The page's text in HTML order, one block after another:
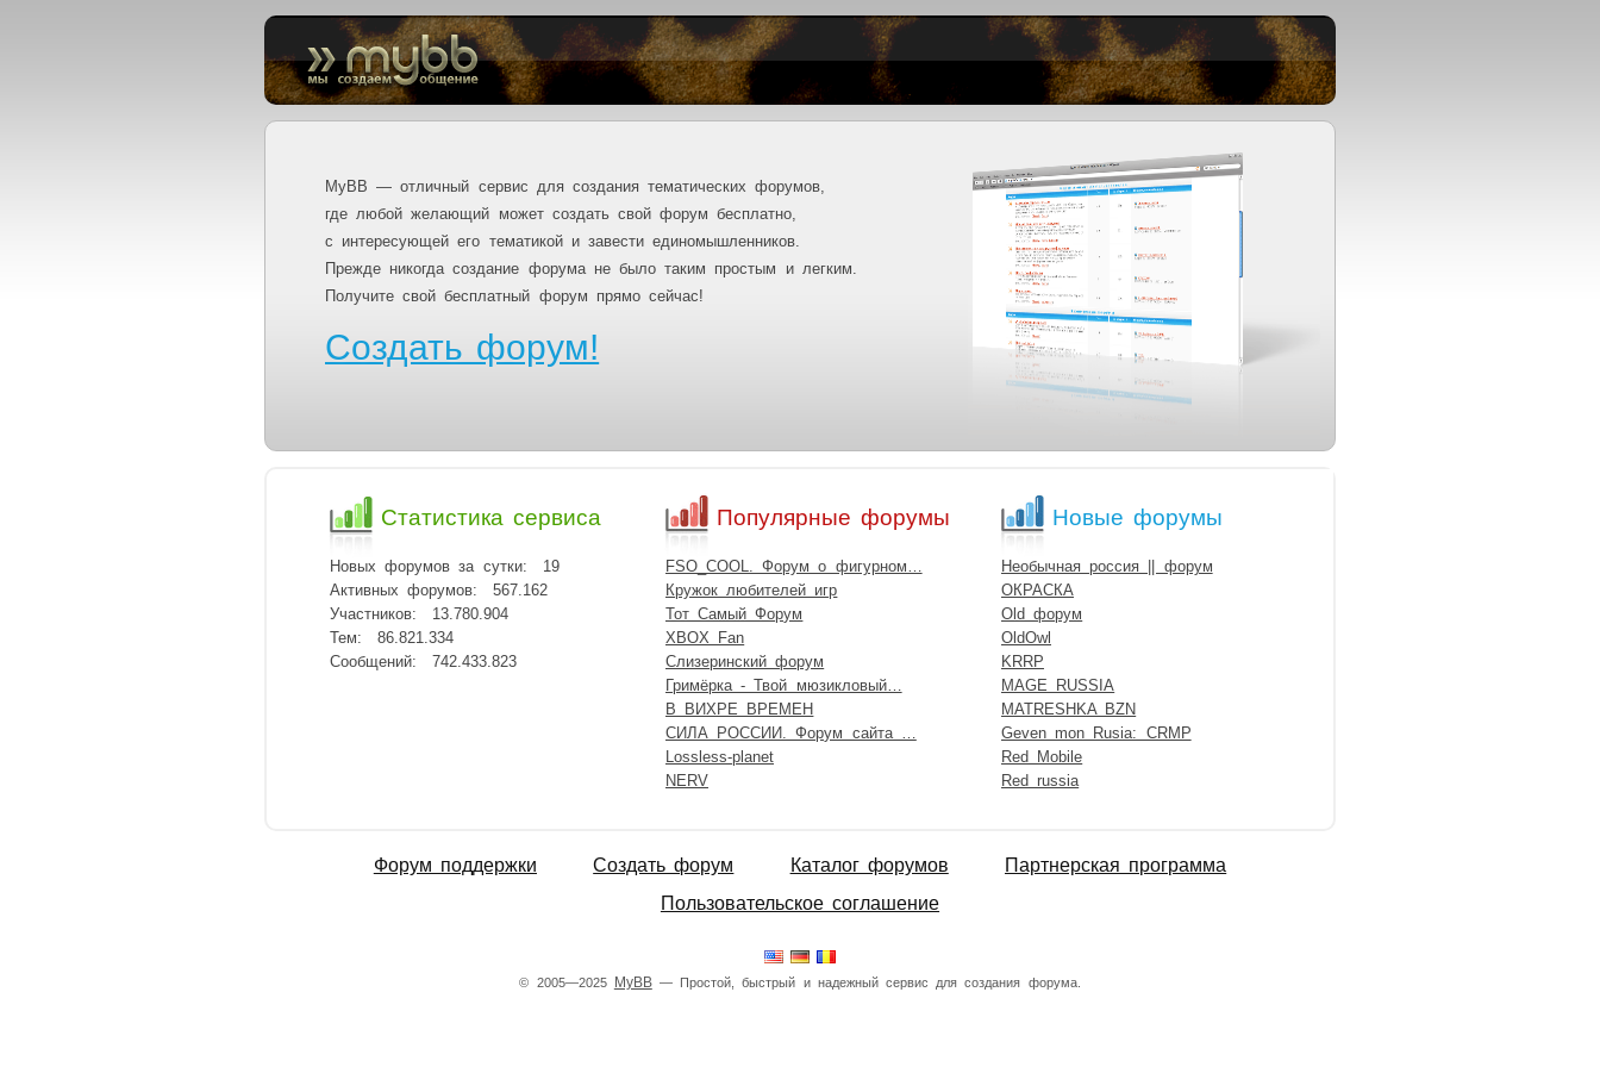
MyBB — отличный сервис для создания тематических форумов,
где любой желающий может создать свой форум бесплатно,
с интересующей его тематикой и завести единомышленников.
Прежде никогда создание форума не было таким простым и легким.
Получите свой бесплатный форум прямо сейчас!
Создать форум!
Статистика сервиса
Новых форумов за сутки:
19
Активных форумов:
567.162
Участников:
13.780.904
Тем:
86.821.334
Сообщений:
742.433.823
Популярные форумы
FSO_COOL. Форум о фигурном…
Кружок любителей игр
Тот Самый Форум
XBOX Fan
Слизеринский форум
Гримёрка - Твой мюзикловый…
В ВИХРЕ ВРЕМЕН
СИЛА РОССИИ. Форум сайта …
Lossless-planet
NERV
Новые форумы
Необычная россия || форум
ОКРАСКА
Old форум
OldOwl
KRRP
MAGE RUSSIA
MATRESHKA BZN
Geven mon Rusia: CRMP
Red Mobile
Red russia
Форум поддержки Создать форум Каталог форумов
Партнерская программа
Пользовательское соглашение
© 2005—2025 MyBB— Простой, быстрый и надежный сервис для создания форума.